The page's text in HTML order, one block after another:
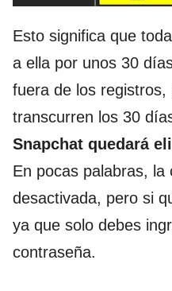
Esto significa que
a ella por unos 30
fuera de los
transcurren los 30
Snapchat quedará
En pocas palabras, la
desactivada, pero si
ya que solo debes
contraseña.